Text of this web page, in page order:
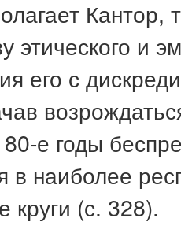
этического и
его с
е годы
в наиболее
круги (с. 328).